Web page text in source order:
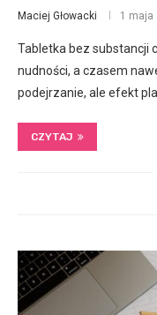
Maciej Głowacki 1 maja
Tabletka bez substancji
nudności, a czasem
podejrzanie, ale efekt
CZYTAJ